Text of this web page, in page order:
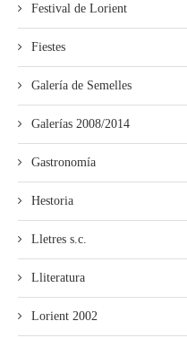
Festival de Lorient
Fiestes
Galería de Semelles
Galerías 2008/2014
Gastronomía
Hestoria
Lletres s.c.
Lliteratura
Lorient 2002